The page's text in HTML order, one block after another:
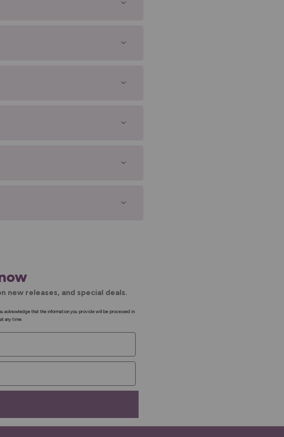
new releases, and special deals.
acknowledge that the information you provide will be processed in
any time.